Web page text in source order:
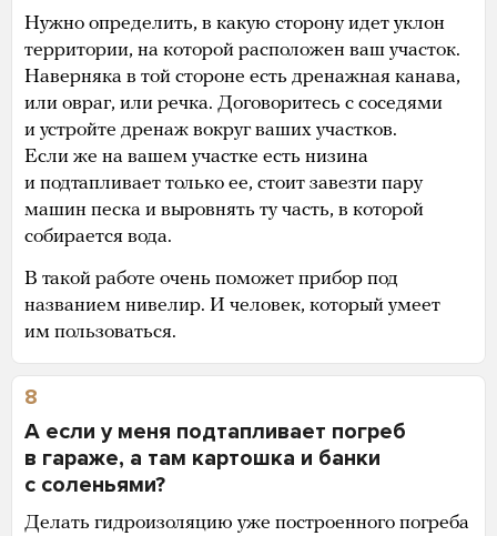
Нужно определить, в какую сторону идет уклон
территории, на которой расположен ваш участок.
Наверняка в той стороне есть дренажная канава,
или овраг, или речка. Договоритесь с соседями
и устройте дренаж вокруг ваших участков.
Если же на вашем участке есть низина
и подтапливает только ее, стоит завезти пару
машин песка и выровнять ту часть, в которой
собирается вода.
В такой работе очень поможет прибор под
названием нивелир. И человек, который умеет
им пользоваться.
8
А если у меня подтапливает погреб
в гараже, а там картошка и банки
с соленьями?
Делать гидроизоляцию уже построенного погреба